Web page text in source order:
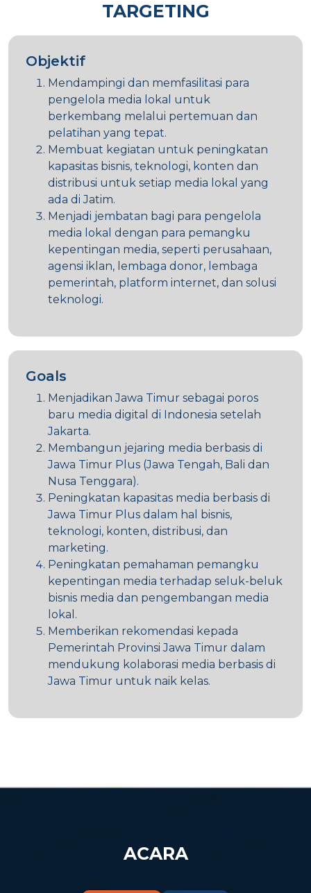
TARGETING
Objektif
Mendampingi dan memfasilitasi para
pengelola media lokal untuk
berkembang melalui pertemuan dan
pelatihan yang tepat.
Membuat kegiatan untuk peningkatan
kapasitas bisnis, teknologi, konten dan
distribusi untuk setiap media lokal yang
ada di Jatim.
Menjadi jembatan bagi para pengelola
media lokal dengan para pemangku
kepentingan media, seperti perusahaan,
agensi iklan, lembaga donor, lembaga
pemerintah, platform internet, dan solusi
teknologi.
Goals
Menjadikan Jawa Timur sebagai poros
baru media digital di Indonesia setelah
Jakarta.
Membangun jejaring media berbasis di
Jawa Timur Plus (Jawa Tengah, Bali dan
Nusa Tenggara).
Peningkatan kapasitas media berbasis di
Jawa Timur Plus dalam hal bisnis,
teknologi, konten, distribusi, dan
marketing.
Peningkatan pemahaman pemangku
kepentingan media terhadap seluk-beluk
bisnis media dan pengembangan media
lokal.
Memberikan rekomendasi kepada
Pemerintah Provinsi Jawa Timur dalam
mendukung kolaborasi media berbasis di
Jawa Timur untuk naik kelas.
ACARA